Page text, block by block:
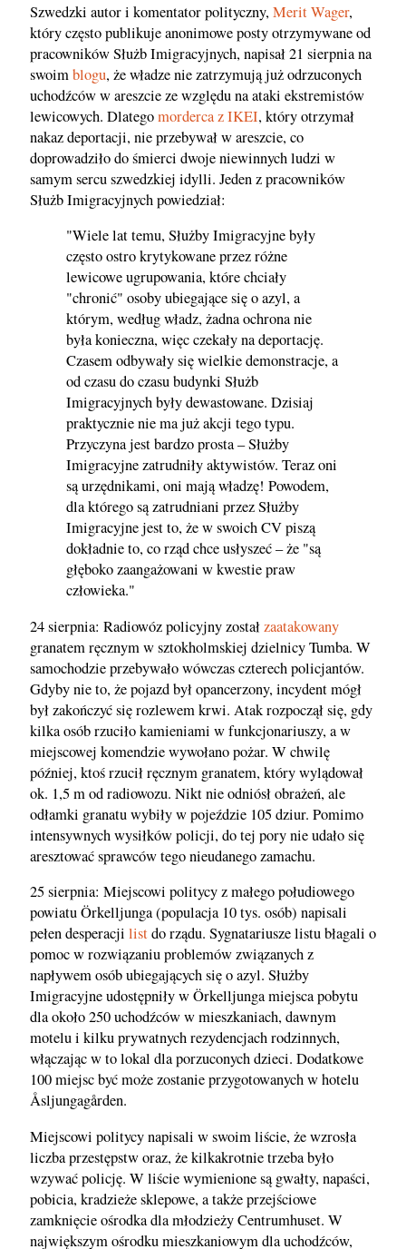
Szwedzki autor i komentator polityczny,Merit Wager,
który często publikuje anonimowe posty otrzymywane od
pracowników Służb Imigracyjnych, napisał 21 sierpnia na
swoimblogu, że władze nie zatrzymują już odrzuconych
uchodźców w areszcie ze względu na ataki ekstremistów
lewicowych. Dlategomorderca z IKEI, który otrzymał
nakaz deportacji, nie przebywał w areszcie, co
doprowadziło do śmierci dwoje niewinnych ludzi w
samym sercu szwedzkiej idylli. Jeden z pracowników
Służb Imigracyjnych powiedział:
"Wiele lat temu, Służby Imigracyjne były
często ostro krytykowane przez różne
lewicowe ugrupowania, które chciały
"chronić" osoby ubiegające się o azyl, a
którym, według władz, żadna ochrona nie
była konieczna, więc czekały na deportację.
Czasem odbywały się wielkie demonstracje, a
od czasu do czasu budynki Służb
Imigracyjnych były dewastowane. Dzisiaj
praktycznie nie ma już akcji tego typu.
Przyczyna jest bardzo prosta – Służby
Imigracyjne zatrudniły aktywistów. Teraz oni
są urzędnikami, oni mają władzę! Powodem,
dla którego są zatrudniani przez Służby
Imigracyjne jest to, że w swoich CV piszą
dokładnie to, co rząd chce usłyszeć – że "są
głęboko zaangażowani w kwestie praw
człowieka."
24 sierpnia: Radiowóz policyjny zostałzaatakowany
granatem ręcznym w sztokholmskiej dzielnicy Tumba. W
samochodzie przebywało wówczas czterech policjantów.
Gdyby nie to, że pojazd był opancerzony, incydent mógł
był zakończyć się rozlewem krwi. Atak rozpoczął się, gdy
kilka osób rzuciło kamieniami w funkcjonariuszy, a w
miejscowej komendzie wywołano pożar. W chwilę
później, ktoś rzucił ręcznym granatem, który wylądował
ok. 1,5 m od radiowozu. Nikt nie odniósł obrażeń, ale
odłamki granatu wybiły w pojeździe 105 dziur. Pomimo
intensywnych wysiłków policji, do tej pory nie udało się
aresztować sprawców tego nieudanego zamachu.
25 sierpnia: Miejscowi politycy z małego połudiowego
powiatu Örkelljunga (populacja 10 tys. osób) napisali
pełen desperacji listdo rządu. Sygnatariusze listu błagali o
pomoc w rozwiązaniu problemów związanych z
napływem osób ubiegających się o azyl. Służby
Imigracyjne udostępniły w Örkelljunga miejsca pobytu
dla około 250 uchodźców w mieszkaniach, dawnym
motelu i kilku prywatnych rezydencjach rodzinnych,
włączając w to lokal dla porzuconych dzieci. Dodatkowe
100 miejsc być może zostanie przygotowanych w hotelu
Åsljungagården.
Miejscowi politycy napisali w swoim liście, że wzrosła
liczba przestępstw oraz, że kilkakrotnie trzeba było
wzywać policję. W liście wymienione są gwałty, napaści,
pobicia, kradzieże sklepowe, a także przejściowe
zamknięcie ośrodka dla młodzieży Centrumhuset. W
największym ośrodku mieszkaniowym dla uchodźców,